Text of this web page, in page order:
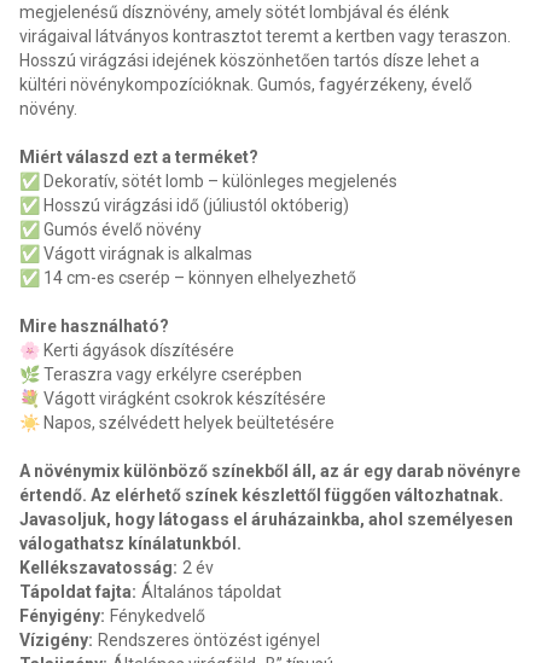
megjelenésű dísznövény, amely sötét lombjával és élénk
virágaival látványos kontrasztot teremt a kertben vagy teraszon.
Hosszú virágzási idejének köszönhetően tartós dísze lehet a
kültéri növénykompozícióknak. Gumós, fagyérzékeny, évelő
növény.
Miért válaszd ezt a terméket?
✅ Dekoratív, sötét lomb – különleges megjelenés
✅ Hosszú virágzási idő (júliustól októberig)
✅ Gumós évelő növény
✅ Vágott virágnak is alkalmas
✅ 14 cm-es cserép – könnyen elhelyezhető
Mire használható?
🌸 Kerti ágyások díszítésére
🌿 Teraszra vagy erkélyre cserépben
💐 Vágott virágként csokrok készítésére
☀️ Napos, szélvédett helyek beültetésére
A növénymix különböző színekből áll, az ár egy darab növényre
értendő. Az elérhető színek készlettől függően változhatnak.
Javasoljuk, hogy látogass el áruházainkba, ahol személyesen
válogathatsz kínálatunkból.
Kellékszavatosság: 2 év
Tápoldat fajta: Általános tápoldat
Fényigény: Fénykedvelő
Vízigény: Rendszeres öntözést igényel